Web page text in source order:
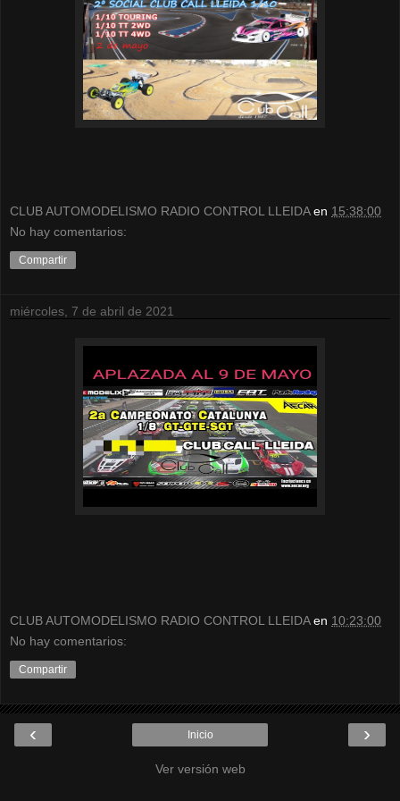
CLUB AUTOMODELISMO RADIO CONTROL LLEIDA en 15:38:00
No hay comentarios:
Compartir
miércoles, 7 de abril de 2021
CLUB AUTOMODELISMO RADIO CONTROL LLEIDA en 10:23:00
No hay comentarios:
Compartir
‹ ›
Inicio
Ver versión web